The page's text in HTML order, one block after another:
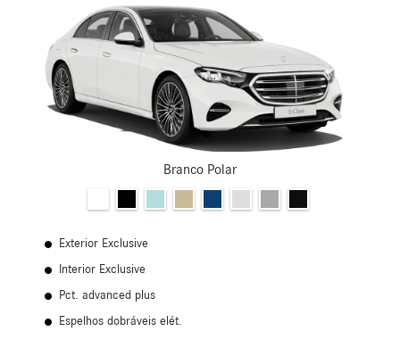
Branco Polar
Exterior Exclusive
Interior Exclusive
Pct. advanced plus
Espelhos dobráveis elét.